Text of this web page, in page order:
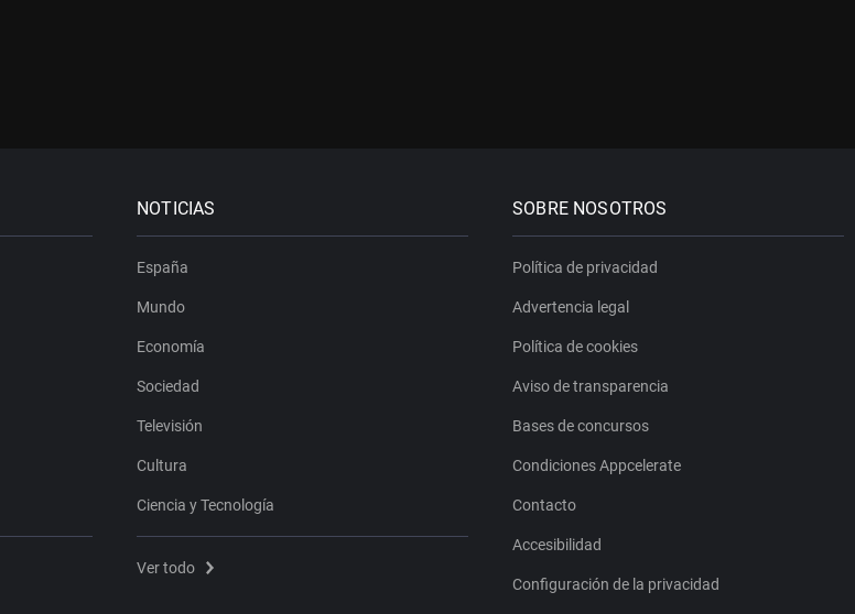
NOTICIAS
España
Mundo
Economía
Sociedad
Televisión
Cultura
Ciencia y Tecnología
Ver todo
SOBRE NOSOTROS
Política de privacidad
Advertencia legal
Política de cookies
Aviso de transparencia
Bases de concursos
Condiciones Appcelerate
Contacto
Accesibilidad
Configuración de la privacidad